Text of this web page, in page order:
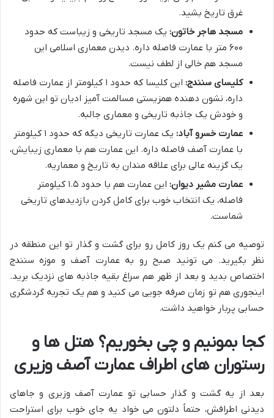
غرق تاریخ بشید.
مسجد هاجر خاتون: یک مسجد تاریخی و زیباست که حدود
۶۰۰ متر با عمارت فاصله داره. دیدن معماری اسلامی این
مسجد هم خالی از لطف نیست.
کلیسای سنندج:
این کلیسا که حدود ۱ کیلومتر از عمارت فاصله
داره، نشون دهنده همزیستی مسالمت آمیز ادیان تو این شهره
و خودش یک جاذبه تاریخی و معماری جالبه.
عمارت خسرو آباد:
یک عمارت تاریخی دیگه که حدود ۱ کیلومتر
با عمارت آصف فاصله داره. این عمارت هم با معماری زیبایش،
یک گزینه عالی برای علاقه مندان به تاریخ و معماریه.
عمارت مشیر دیوان:
این عمارت هم با حدود ۱.۵ کیلومتر
فاصله، یک انتخاب خوب برای کامل کردن بازدیدهای تاریخی
شماست.
توصیه می کنم یک روز کامل رو برای گشت و گذار تو این منطقه در
نظر بگیرید. می تونید صبح رو به عمارت آصف و موزه سنندج
اختصاص بدید و بعد از ظهر هم سراغ بقیه جاذبه های نزدیک برید.
اینجوری هم تو زمان صرفه جویی می کنید و هم یک تجربه گردشگری
حسابی پربار خواهید داشت.
کجا بمونیم و چی بخوریم؟ هتل ها و
رستوران های اطراف عمارت آصف وزیری
بعد از یه گشت و گذار حسابی تو عمارت آصف وزیری و جاهای
دیدنی اطرافش، حتماً دلتون می خواد یه جای خوب برای استراحت